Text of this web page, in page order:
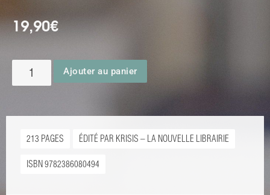
19,90€
Ajouter au panier
213 PAGES ÉDITÉ PAR KRISIS – LA NOUVELLE LIBRAIRIE
ISBN 9782386080494